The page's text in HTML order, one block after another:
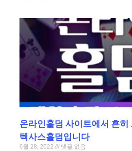
온라인홀덤 사이트에서 흔히
텍사스홀덤입니다
6월 28, 2022 댓글 없음